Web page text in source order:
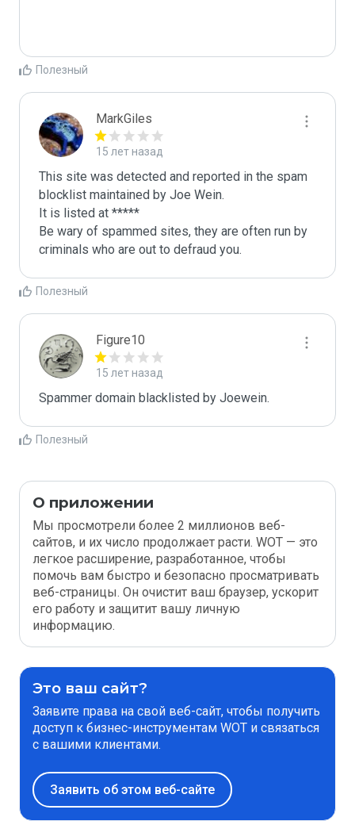
Полезный
MarkGiles
15 лет назад
This site was detected and reported in the spam
blocklist maintained by Joe Wein.
It is listed at *****
Be wary of spammed sites, they are often run by
criminals who are out to defraud you.
Полезный
Figure10
15 лет назад
Spammer domain blacklisted by Joewein.
Полезный
О приложении
Мы просмотрели более 2 миллионов веб-
сайтов, и их число продолжает расти. WOT — это
легкое расширение, разработанное, чтобы
помочь вам быстро и безопасно просматривать
веб-страницы. Он очистит ваш браузер, ускорит
его работу и защитит вашу личную
информацию.
Это ваш сайт?
Заявите права на свой веб-сайт, чтобы получить
доступ к бизнес-инструментам WOT и связаться
с вашими клиентами.
Заявить об этом веб-сайте